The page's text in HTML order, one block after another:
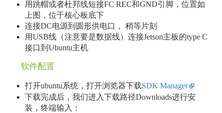
用跳帽或者杜邦线短接FC REC和GND引脚，位置如
上图，位于核心板底下
连接DC电源到圆形供电口， 稍等片刻
用USB线（注意要是数据线）连接Jetson主板的type C
接口到Ubuntu主机
软件配置
打开ubuntu系统，打开浏览器下载SDK Manager
下载完成后，我们进入下载路径Downloads进行安
装，终端输入：